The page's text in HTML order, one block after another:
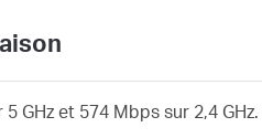
GHz et 574 Mbps sur 2,4 GHz.